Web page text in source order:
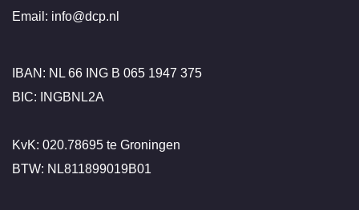
Email: info@dcp.nl
IBAN: NL 66 ING B 065 1947 375
BIC: INGBNL2A
KvK: 020.78695 te Groningen
BTW: NL811899019B01